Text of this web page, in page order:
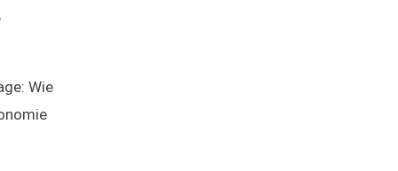
Wie